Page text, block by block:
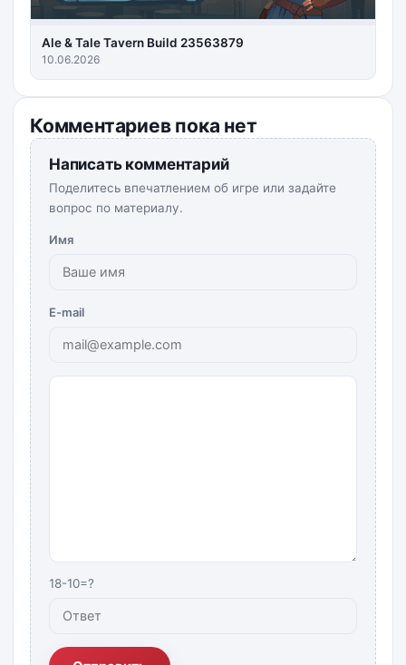
Ale & Tale Tavern Build 23563879
10.06.2026
Комментариев пока нет
Написать комментарий
Поделитесь впечатлением об игре или задайте
вопрос по материалу.
Имя
E-mail
18-10=?